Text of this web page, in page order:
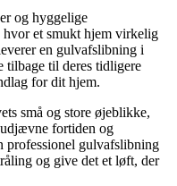
og hyggelige
et smukt hjem virkelig
en gulvafslibning i
til deres tidligere
for dit hjem.
små og store øjeblikke,
fortiden og
professionel gulvafslibning
og give det et løft, der